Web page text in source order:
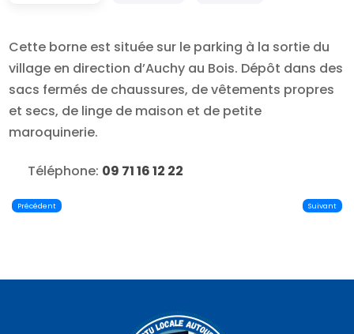
Cette borne est située sur le parking à la sortie du
village en direction d’Auchy au Bois. Dépôt dans des
sacs fermés de chaussures, de vêtements propres
et secs, de linge de maison et de petite
maroquinerie.
Téléphone: 09 71 16 12 22
Précédent Suivant